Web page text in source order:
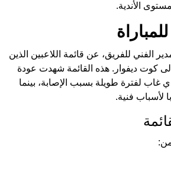
الأندية.
الفني للفريق، عن قائمة اللاعبين الذين
كوت ديفوار. هذه القائمة شهدت عودة
غاب لفترة طويلة بسبب الإصابة، بينما
لأسباب فنية.